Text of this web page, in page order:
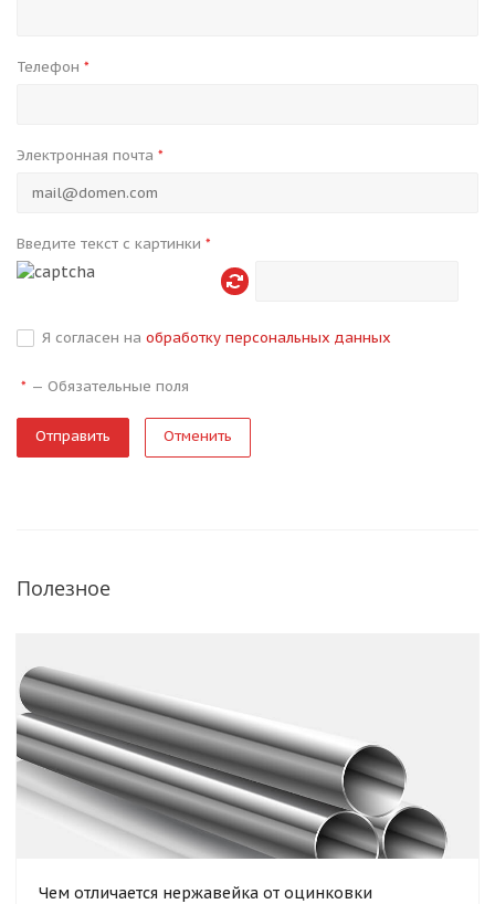
Телефон *
Электронная почта *
Введите текст с картинки *
Я согласен на обработку персональных данных
* — Обязательные поля
Отменить
Полезное
Чем отличается нержавейка от оцинковки